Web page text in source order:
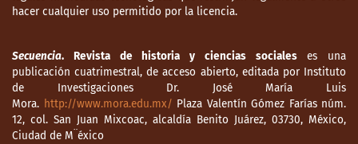
hacer cualquier uso permitido por la licencia.
Secuencia. Revista de historia y ciencias socialeses una
publicación cuatrimestral, de acceso abierto, editada por Instituto
de Investigaciones Dr. José María Luis
Mora. http://www.mora.edu.mx/ Plaza Valentín Gómez Farías núm.
12, col. San Juan Mixcoac, alcaldía Benito Juárez, 03730, México,
Ciudad de M¨éxico